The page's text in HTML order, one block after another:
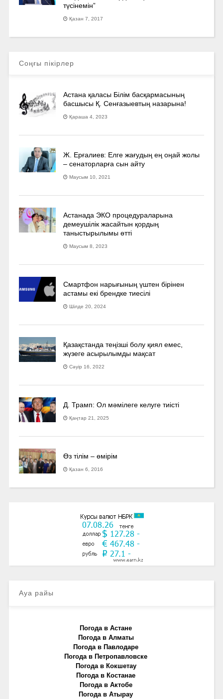
түсінемін”
Қазан 7, 2017
Соңғы пікірлер
Астана қаласы Білім басқармасының
басшысы Қ. Сенғазыевтың назарына!
Қараша 4, 2023
Ж. Ерғалиев: Елге жағудың ең оңай жолы
– сенаторларға сын айту
Маусым 10, 2021
Астанада ЭКО процедураларына
демеушілік жасайтын қордың
таныстырылымы өтті
Маусым 8, 2023
Смартфон нарығының үштен бірінен
астамы екі брендке тиесілі
Шілде 20, 2024
Қазақстанда теңізші болу қиял емес,
жүзеге асырылымды мақсат
Сәуір 16, 2022
Д. Трамп: Ол мәмілеге келуге тиісті
Қаңтар 21, 2025
Өз тілім – өмірім
Қазан 6, 2016
Ауа райы
Погода в Астане
Погода в Алматы
Погода в Павлодаре
Погода в Петропавловске
Погода в Кокшетау
Погода в Костанае
Погода в Актобе
Погода в Атырау